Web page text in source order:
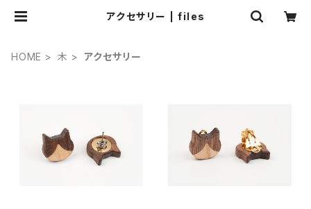
アクセサリー | files
HOME 木 アクセサリー